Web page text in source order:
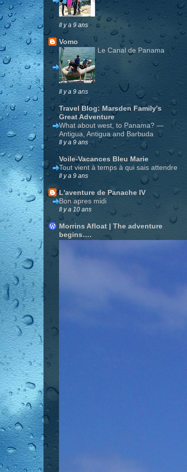
Il y a 9 ans
Vomo
Le Canal de Panama
Il y a 9 ans
Travel Blog: Marsden Family's
Great Adventure
What about west, to Panama? —
Antigua, Antigua and Barbuda
Il y a 9 ans
Voile-Vacances Bleu Marie
Tout vient à temps à qui sais attendre
Il y a 9 ans
L'aventure de Panache IV
Bon apres midi
Il y a 10 ans
Morrins Afloat | The adventure
begins….